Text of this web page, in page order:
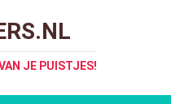
JE PUISTJES!